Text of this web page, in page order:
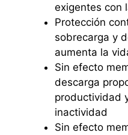
exigentes con
Protección
sobrecarga y
aumenta la
Sin efecto
descarga
productividad
inactividad
Sin efecto